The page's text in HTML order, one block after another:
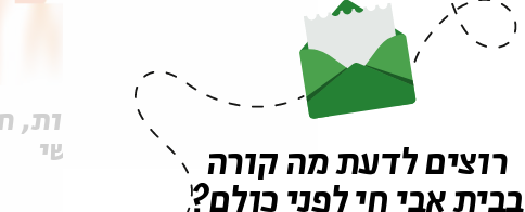
זהירות, חופרים! מפגש
רביעי
זהירות,
שלישי
רוצים לדעת מה קורה
בבית אבי חי לפני כולם?